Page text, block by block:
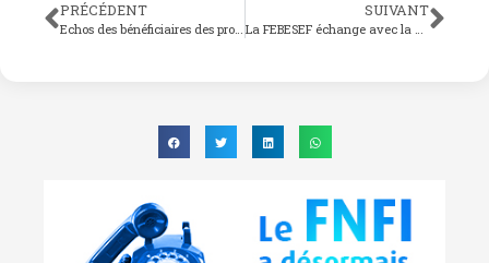
PRÉCÉDENT
Echos des bénéficiaires des produits FNFI
SUIVANT
La FEBESEF échange avec la Secrétaire d’Etat à la Présidence de la République chargée de l’Inclusion Financière et du Secteur Informel